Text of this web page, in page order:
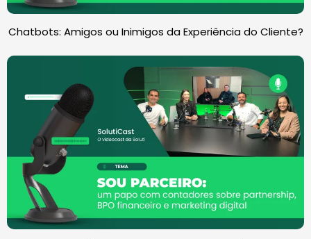
Chatbots: Amigos ou Inimigos da Experiência do Cliente?